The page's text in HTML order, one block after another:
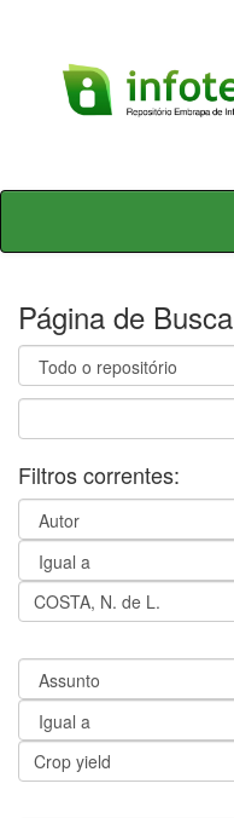
Skip
Página de Busca
Filtros correntes: